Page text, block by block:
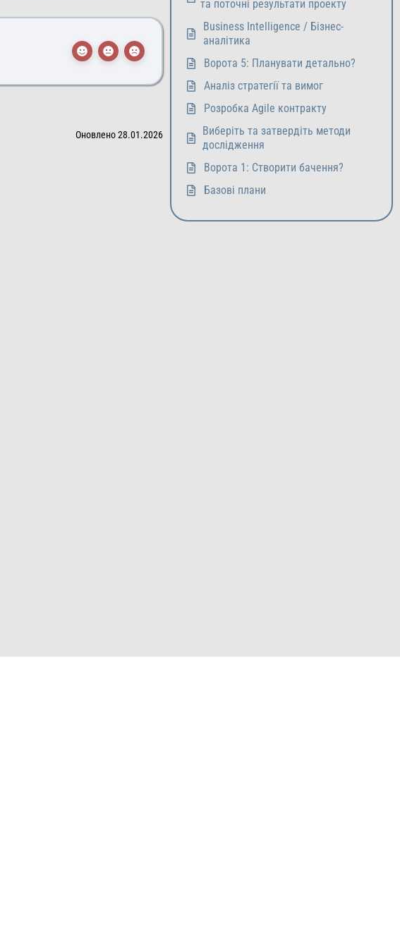
Оновлено 28.01.2026
та поточні результати проекту
Business Intelligence / Бізнес-
аналітика
Ворота 5: Планувати детально?
Аналіз стратегії та вимог
Розробка Agile контракту
Виберіть та затвердіть методи
дослідження
Ворота 1: Створити бачення?
Базові плани